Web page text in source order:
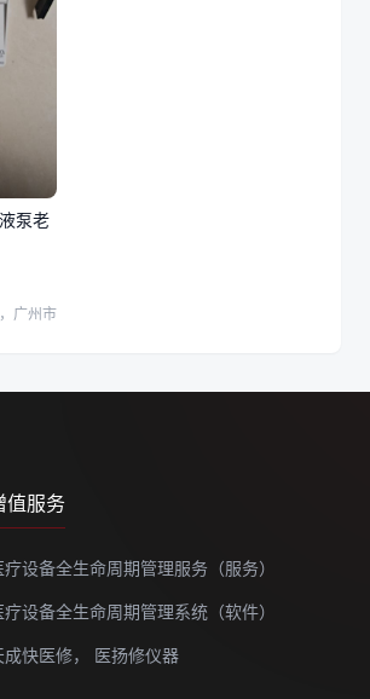
泵老
广州市
值服务
疗设备全生命周期管理服务（服务）
疗设备全生命周期管理系统（软件）
成快医修，
医扬修仪器